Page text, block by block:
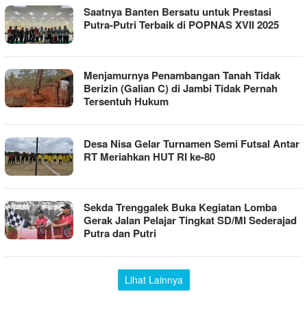
Saatnya Banten Bersatu untuk Prestasi
Putra-Putri Terbaik di POPNAS XVII 2025
Menjamurnya Penambangan Tanah Tidak
Berizin (Galian C) di Jambi Tidak Pernah
Tersentuh Hukum
Desa Nisa Gelar Turnamen Semi Futsal Antar
RT Meriahkan HUT RI ke-80
Sekda Trenggalek Buka Kegiatan Lomba
Gerak Jalan Pelajar Tingkat SD/MI Sederajad
Putra dan Putri
Lihat Lainnya